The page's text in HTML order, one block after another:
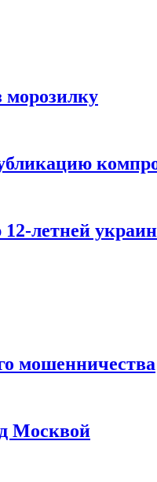
морозилку
летней
мошенничества
Москвой